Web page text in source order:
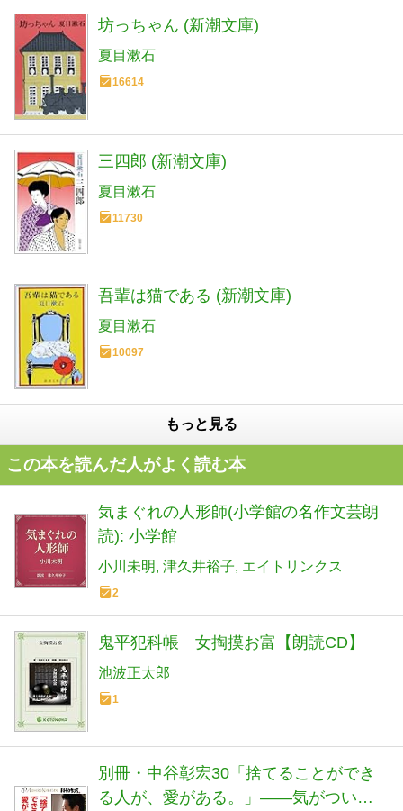
坊っちゃん (新潮文庫)
夏目漱石
16614
三四郎 (新潮文庫)
夏目漱石
11730
吾輩は猫である (新潮文庫)
夏目漱石
10097
もっと見る
この本を読んだ人がよく読む本
気まぐれの人形師(小学館の名作文芸朗
読): 小学館
小川未明 津久井裕子 エイトリンクス
2
鬼平犯科帳 女掏摸お富【朗読CD】
池波正太郎
1
別冊・中谷彰宏30「捨てることができ
る人が、愛がある。」――気がついた